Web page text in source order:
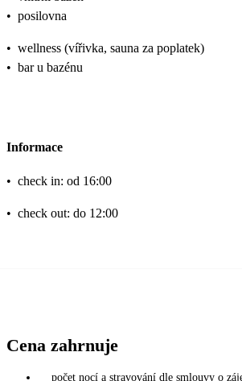
• posilovna
• wellness (vířivka, sauna za poplatek)
• bar u bazénu
Informace
• check in: od 16:00
• check out: do 12:00
Cena zahrnuje
počet nocí a stravování dle smlouvy o